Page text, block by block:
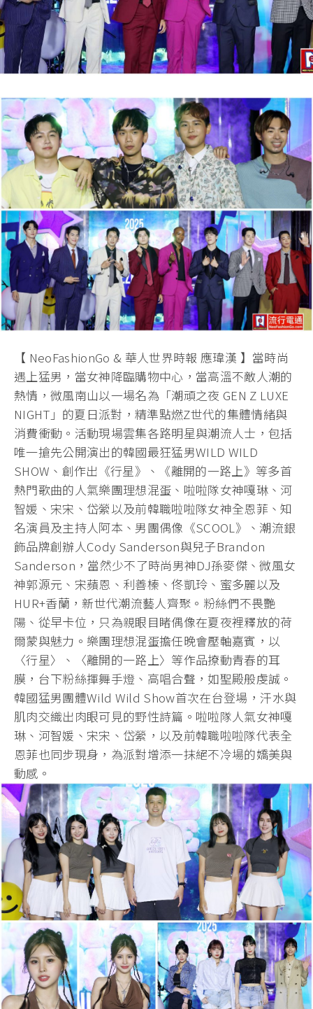
【 NeoFashionGo & 華人世界時報 應瑋漢 】當時尚
遇上猛男，當女神降臨購物中心，當高溫不敵人潮的
熱情，微風南山以一場名為「潮頑之夜 GEN Z LUXE
NIGHT」的夏日派對，精準點燃Z世代的集體情緒與
消費衝動。活動現場雲集各路明星與潮流人士，包括
唯一搶先公開演出的韓國最狂猛男WILD WILD
SHOW、創作出《行星》、《離開的一路上》等多首
熱門歌曲的人氣樂團理想混蛋、啦啦隊女神嘎琳、河
智媛、宋宋、岱縈以及前韓職啦啦隊女神全恩菲、知
名演員及主持人阿本、男團偶像《SCOOL》、潮流銀
飾品牌創辦人Cody Sanderson與兒子Brandon
Sanderson，當然少不了時尚男神DJ孫麥傑、微風女
神郭源元、宋蘋恩、利善榛、佟凱玲、蜜多麗以及
HUR+香蘭，新世代潮流藝人齊聚。粉絲們不畏艷
陽、從早卡位，只為親眼目睹偶像在夏夜裡釋放的荷
爾蒙與魅力。樂團理想混蛋擔任晚會壓軸嘉賓，以
〈行星〉、〈離開的一路上〉等作品撩動青春的耳
膜，台下粉絲揮舞手燈、高唱合聲，如聖殿般虔誠。
韓國猛男團體Wild Wild Show首次在台登場，汗水與
肌肉交織出肉眼可見的野性詩篇。啦啦隊人氣女神嘎
琳、河智媛、宋宋、岱縈，以及前韓職啦啦隊代表全
恩菲也同步現身，為派對增添一抹絕不冷場的嬌美與
動感。